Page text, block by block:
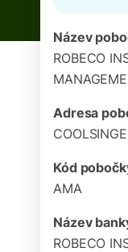
Název
ROBECO
Adresa
Kód
AMA
Název
ROBECO